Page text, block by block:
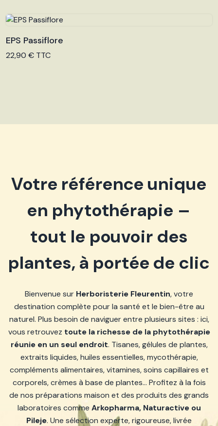
Voir le produit
EPS Passiflore
22,90 € TTC
Votre référence unique
en phytothérapie –
tout le pouvoir des
plantes, à portée de clic
Bienvenue sur Herboristerie Fleurentin, votre
destination complète pour la santé et le bien-être au
naturel. Plus besoin de naviguer entre plusieurs sites : ici,
vous retrouvez toute la richesse de la phytothérapie
réunie en un seul endroit. Tisanes, gélules de plantes,
extraits liquides, huiles essentielles, mycothérapie,
compléments alimentaires, vitamines, soins capillaires et
corporels, crèmes à base de plantes… Profitez à la fois
de nos préparations maison et des produits des grands
laboratoires comme Arkopharma, Naturactive ou
Pileje. Une sélection experte, rigoureuse, livrée